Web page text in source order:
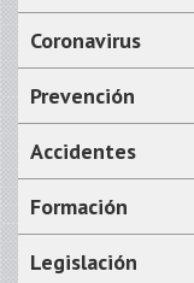
Coronavirus
Prevención
Accidentes
Formación
Legislación